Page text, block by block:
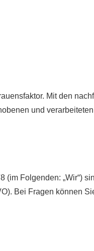
Mit den
und
Folgenden: „Wir“)
Bei Fragen können